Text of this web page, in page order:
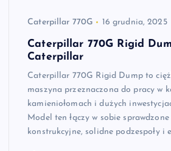
Caterpillar 770G 16 grudnia, 2025
Caterpillar 770G Rigid
Caterpillar
Caterpillar 770G Rigid Dump to
maszyna przeznaczona do pracy w
kamieniołomach i dużych
Model ten łączy w sobie
konstrukcyjne, solidne podzespoły i